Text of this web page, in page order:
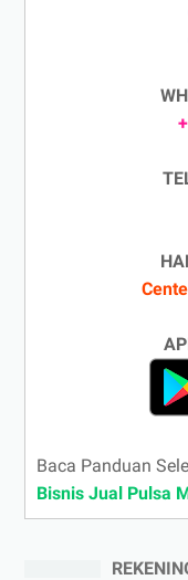
Baca Panduan
Bisnis Jual Pulsa